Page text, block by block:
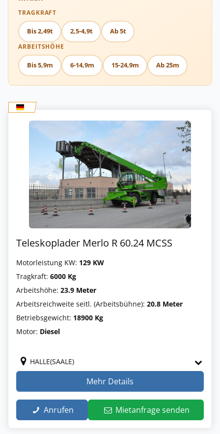
TRAGKRAFT
Bis 2,49t 2,5-4,9t Ab 5t
ARBEITSHÖHE
Bis 5,9m 6-14,9m 15-24,9m Ab 25m
Teleskoplader Merlo R 60.24 MCSS
Motorleistung KW: 129 KW
Tragkraft: 6000 Kg
Arbeitshöhe: 23.9 Meter
Arbeitsreichweite seitl. (Arbeitsbühne): 20.8 Meter
Betriebsgewicht: 18900 Kg
Motor: Diesel
HALLE(SAALE)
Mehr Details
Anrufen Mietanfrage senden